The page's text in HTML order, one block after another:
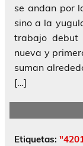
se andan por
sino a la
trabajo
nueva y
suman
[…]
Etiquetas: